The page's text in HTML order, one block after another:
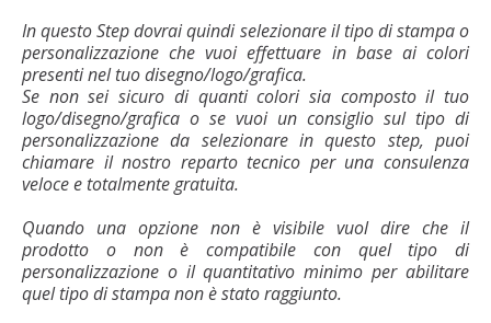
In questo Step dovrai quindi selezionare il tipo di stampa o
personalizzazione che vuoi effettuare in base ai colori
presenti nel tuo disegno/logo/grafica.
Se non sei sicuro di quanti colori sia composto il tuo
logo/disegno/grafica o se vuoi un consiglio sul tipo di
personalizzazione da selezionare in questo step, puoi
chiamare il nostro reparto tecnico per una consulenza
veloce e totalmente gratuita.
Quando una opzione non è visibile vuol dire che il
prodotto o non è compatibile con quel tipo di
personalizzazione o il quantitativo minimo per abilitare
quel tipo di stampa non è stato raggiunto.